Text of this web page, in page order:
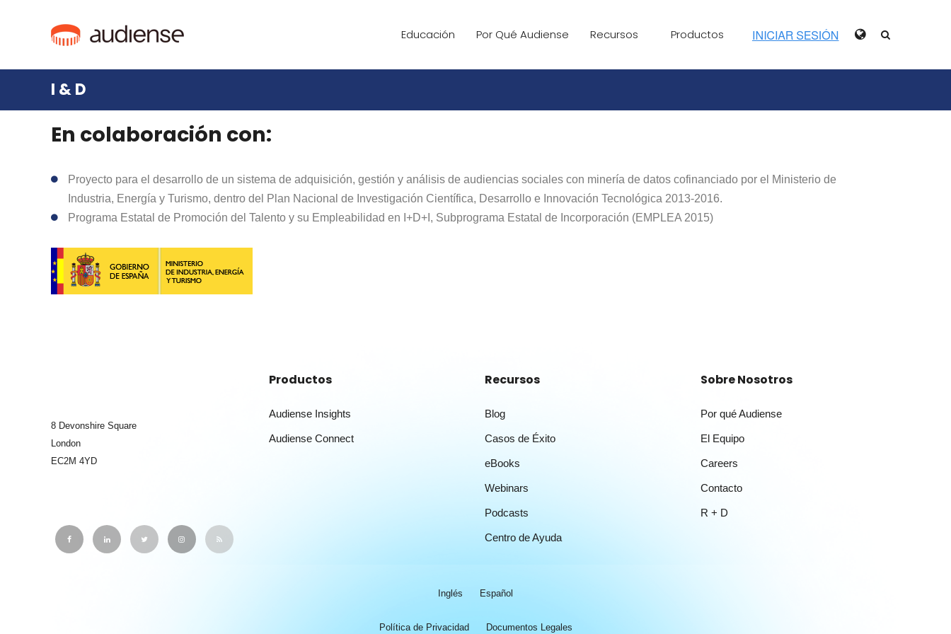
Educación Por Qué Audiense Recursos Productos
I & D
En colaboración con:
Proyecto para el desarrollo de un sistema de adquisición, gestión y análisis de audiencias sociales con minería de datos cofinanciado por el Ministerio de
Industria, Energía y Turismo, dentro del Plan Nacional de Investigación Científica, Desarrollo e Innovación Tecnológica 2013-2016.
Programa Estatal de Promoción del Talento y su Empleabilidad en I+D+I, Subprograma Estatal de Incorporación (EMPLEA 2015)
8 Devonshire Square
London
EC2M 4YD
Productos
Audiense Insights
Audiense Connect
Recursos
Blog
Casos de Éxito
eBooks
Webinars
Podcasts
Centro de Ayuda
Sobre Nosotros
Por qué Audiense
El Equipo
Careers
Contacto
R + D
Inglés Español
Política de Privacidad Documentos Legales